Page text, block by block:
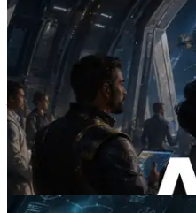
2026.07.04
ERPC เปิดตัว
— ยุคที่ AI Agent จ่า
แบบ On Demand
อ่านบทความนี้